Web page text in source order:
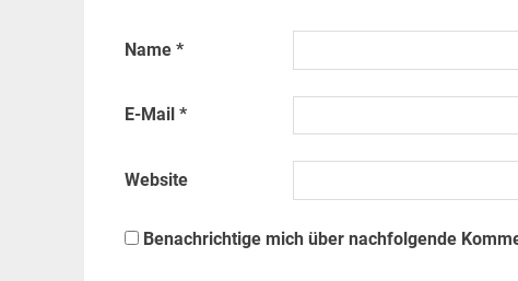
Name *
E-Mail *
Website
Benachrichtige mich über nachfolgende